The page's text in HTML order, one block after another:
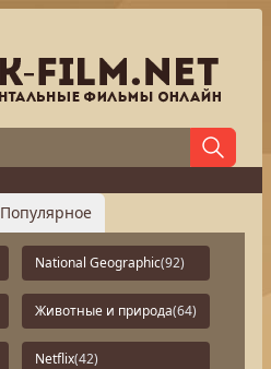
Популярное
National Geographic(92)
Животные и природа(64)
Netflix(42)